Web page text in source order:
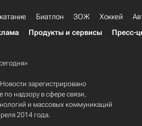
Биатлон ЗОЖ Хоккей
Продукты и сервисы Пресс-
зарегистрировано
по надзору в сфере связи,
и массовых коммуникаций
2014 года.